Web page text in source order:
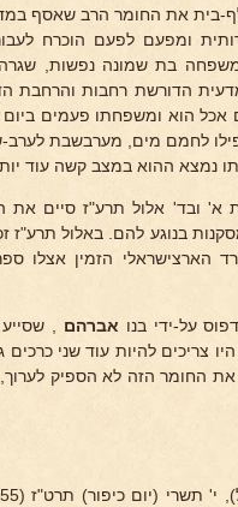
בית את החומר הרב שאסף
ומפעם לפעם הוכרח
בת שמונה נפשות,
הדורשת רחבות והרחבת
הוא ומשפחתו פעמים
לחמם מים, מערבשבת
נמצא ההוא במצב קשה עוד
א' ובד' אלול תרע"ז סיים את
בנוגע להם. באלול תרע"ז
הזמין אצלו ספר
על-ידי בנו אברהם ,
צריכים להיות עוד שני
החומר הזה לא הספיק לערוך,
(יום כיפור) תרט"ז (1855), לאביו